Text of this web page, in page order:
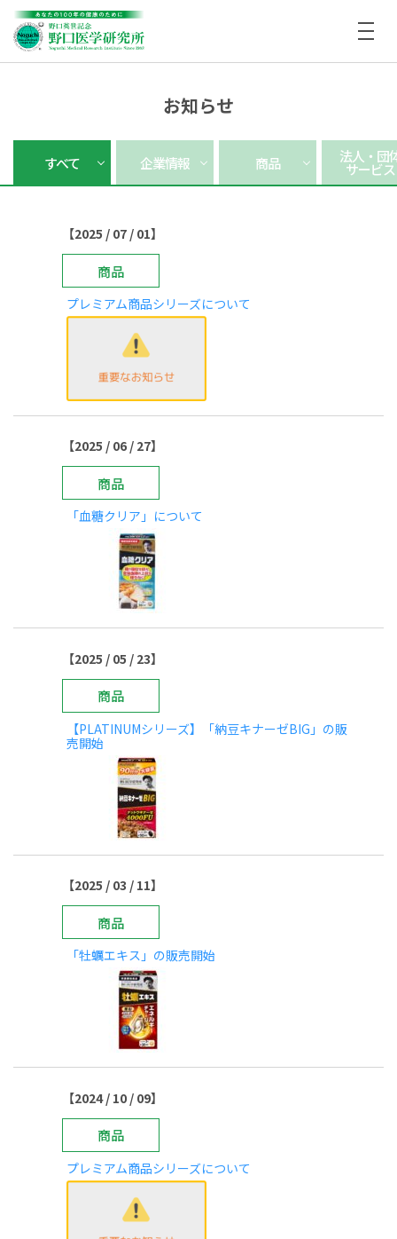
お知らせ
すべて 企業情報 商品 法⼈・団
サービス
【2025 / 07 / 01】
商品
プレミアム商品シリーズについて
【2025 / 06 / 27】
商品
「血糖クリア」について
【2025 / 05 / 23】
商品
【PLATINUMシリーズ】「納豆キナーゼBIG」の販
売開始
【2025 / 03 / 11】
商品
「牡蠣エキス」の販売開始
【2024 / 10 / 09】
商品
プレミアム商品シリーズについて